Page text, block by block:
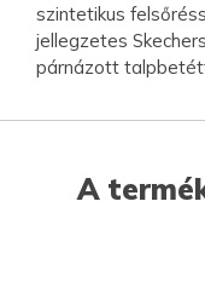
szintetikus
jellegzetes
párnázott
A